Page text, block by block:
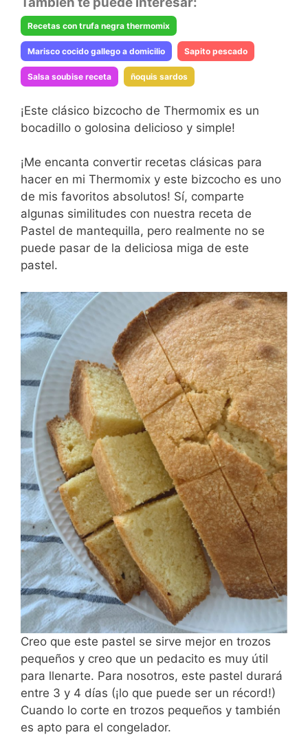
Recetas con trufa negra thermomix
Marisco cocido gallego a domicilio Sapito pescado
Salsa soubise receta ñoquis sardos
¡Este clásico bizcocho de Thermomix es un
bocadillo o golosina delicioso y simple!
¡Me encanta convertir recetas clásicas para
hacer en mi Thermomix y este bizcocho es uno
de mis favoritos absolutos! Sí, comparte
algunas similitudes con nuestra receta de
Pastel de mantequilla, pero realmente no se
puede pasar de la deliciosa miga de este
pastel.
Creo que este pastel se sirve mejor en trozos
pequeños y creo que un pedacito es muy útil
para llenarte. Para nosotros, este pastel durará
entre 3 y 4 días (¡lo que puede ser un récord!)
Cuando lo corte en trozos pequeños y también
es apto para el congelador.